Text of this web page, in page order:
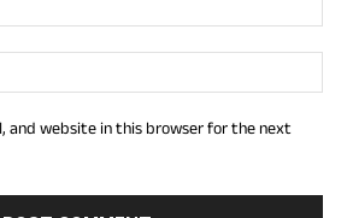
and website in this browser for the next